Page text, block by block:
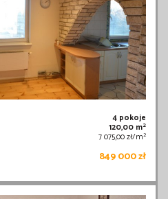
4 pokoje
120,00 m2
7 075,00 zł/m2
849 000 zł